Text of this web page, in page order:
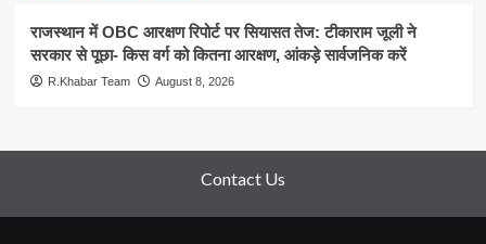
राजस्थान में OBC आरक्षण रिपोर्ट पर सियासत तेज: टीकाराम जूली ने
सरकार से पूछा- किस वर्ग को कितना आरक्षण, आंकड़े सार्वजनिक करें
R.Khabar Team August 8, 2026
Contact Us